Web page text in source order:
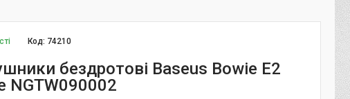
Код: 74210
бездротові Baseus Bowie E2
NGTW090002